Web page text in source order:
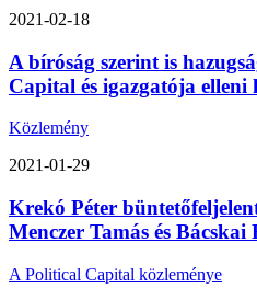
2021-02-18
A bíróság szerint is
Capital és igazgatója
Közlemény
2021-01-29
Krekó Péter
Menczer Tamás és Bácskai
A Political Capital közleménye